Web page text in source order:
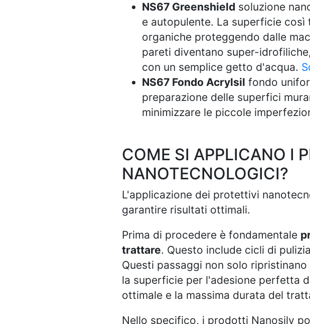
NS67 Greenshield soluzione
e autopulente. La superficie
organiche proteggendo dalle
pareti diventano super-
con un semplice getto d'acqua.
NS67 Fondo Acrylsil fondo
preparazione delle superfici
minimizzare le piccole
COME SI APPLICANO I
NANOTECNOLOGICI?
L'applicazione dei protettivi
garantire risultati ottimali.
Prima di procedere è fondamentale
trattare. Questo include cicli di
Questi passaggi non solo
la superficie per l'adesione perfetta
ottimale e la massima durata del
Nello specifico, i prodotti Nanosilv